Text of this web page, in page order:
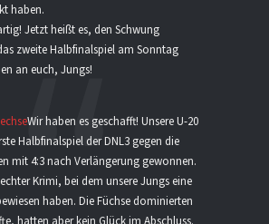
haben.
Jetzt heißt es, den Schwung
zweite Halbfinalspiel am Sonntag
an euch, Jungs!
Wir haben es geschafft! Unsere U-20
Halbfinalspiel der DNL3 gegen die
mit 4:3 nach Verlängerung gewonnen.
Krimi, bei dem unsere Jungs eine
haben. Die Füchse dominierten